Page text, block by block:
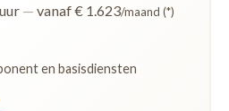
— vanaf € 1.623/maand (*)
en basisdiensten